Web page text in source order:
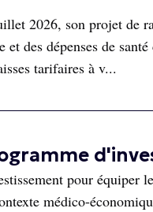
2026, son projet de
et des dépenses de
tarifaires à v...
pour équiper
médico-